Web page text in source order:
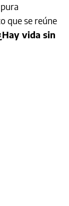
que se reúne
vida sin